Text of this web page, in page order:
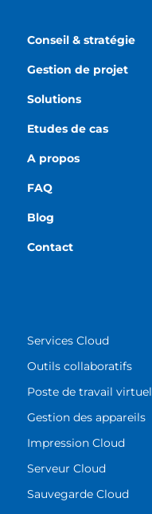
Conseil & stratégie
Gestion de projet
Solutions
Etudes de cas
A propos
FAQ
Blog
Contact
Services Cloud
Outils collaboratifs
Poste de travail virtuel
Gestion des appareils
Impression Cloud
Serveur Cloud
Sauvegarde Cloud